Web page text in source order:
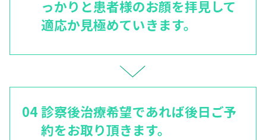
っかりと患者様のお顔を拝見して
適応か見極めていきます。
診察後治療希望であれば後日ご予
約をお取り頂きます。